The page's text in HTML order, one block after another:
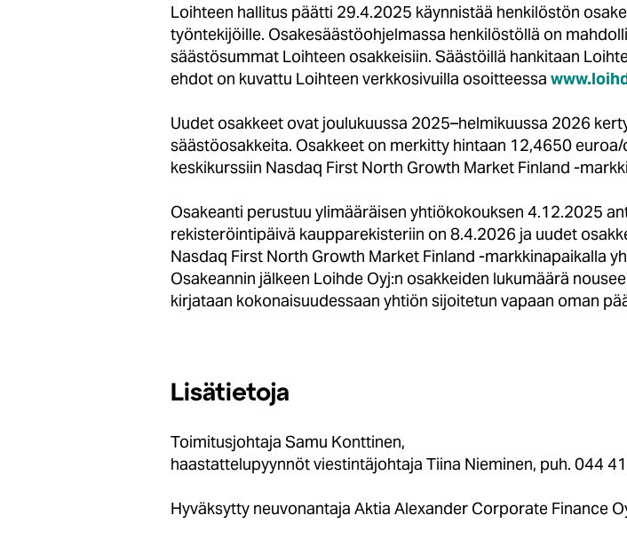
Loihteen hallitus päätti 29.4.2025 käynnistää henkilöstön
työntekijöille. Osakesäästöohjelmassa henkilöstöllä on
säästösummat Loihteen osakkeisiin. Säästöillä hankitaan
ehdot on kuvattu Loihteen verkkosivuilla osoitteessa
Uudet osakkeet ovat joulukuussa 2025–helmikuussa 2026
säästöosakkeita. Osakkeet on merkitty hintaan 12,4650
keskikurssiin Nasdaq First North Growth Market Finland -
Osakeanti perustuu ylimääräisen yhtiökokouksen 4.12.2025
rekisteröintipäivä kaupparekisteriin on 8.4.2026 ja uudet
Nasdaq First North Growth Market Finland -markkinapaikalla
Osakeannin jälkeen Loihde Oyj:n osakkeiden lukumäärä
kirjataan kokonaisuudessaan yhtiön sijoitetun vapaan oman
Lisätietoja
Toimitusjohtaja Samu Konttinen,
haastattelupyynnöt viestintäjohtaja Tiina Nieminen, puh. 044
Hyväksytty neuvonantaja Aktia Alexander Corporate Finance